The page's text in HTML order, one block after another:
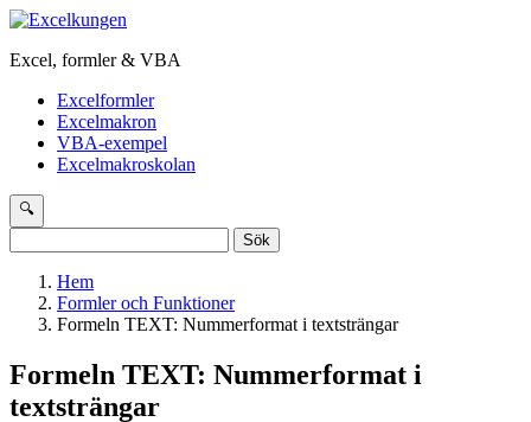
Excel, formler & VBA
Excelformler
Excelmakron
VBA-exempel
Excelmakroskolan
🔍
efter:
Hem
Formler och Funktioner
Formeln TEXT: Nummerformat i textsträngar
Formeln TEXT: Nummerformat i
textsträngar